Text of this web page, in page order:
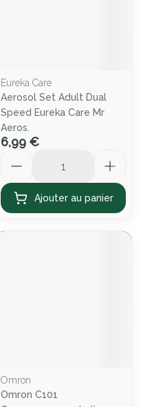
Eureka Care
Aerosol Set Adult Dual
Speed Eureka Care Mr
Aeros.
6,99 €
Ajouter au panier
Omron
Omron C101